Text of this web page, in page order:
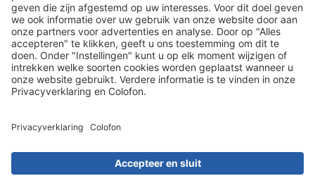
Social Media
030 203 01 41